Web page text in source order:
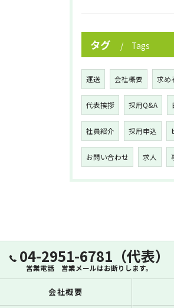
タグ Tags
運送 会社概要 求め
代表挨拶 採用Q&A
社員紹介 採用申込
お問い合わせ 求人
04-2951-6781（代表）
営業電話 営業メールはお断りします。
会社概要